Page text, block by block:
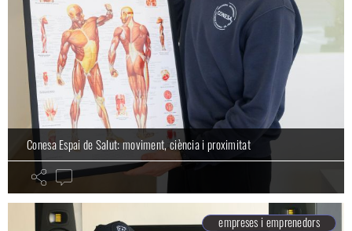
Conesa Espai de Salut: moviment, ciència i proximitat
empreses i emprenedors